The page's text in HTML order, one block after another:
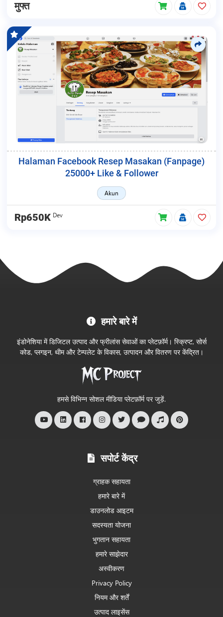
मुफ्त
Halaman Facebook Resep Masakan (Fanpage)
25000+ Like & Follower
Akun
Rp650K Dev
आधिकारिक
हमारे बारे में
इंडोनेशिया में डिजिटल उत्पाद और फ्रीलांस सेवाओं का प्लेटफ़ॉर्म। स्क्रिप्ट, सोर्स
कोड, प्लगइन, थीम और टेम्पलेट के विकास, उत्पादन और वितरण पर केंद्रित।
हमसे विभिन्न सोशल मीडिया प्लेटफ़ॉर्म पर जुड़ें.
सपोर्ट केंद्र
ग्राहक सहायता
हमारे बारे में
डाउनलोड आइटम
सदस्यता योजना
भुगतान सहायता
हमारे साझेदार
अस्वीकरण
Privacy Policy
नियम और शर्तें
उत्पाद लाइसेंस